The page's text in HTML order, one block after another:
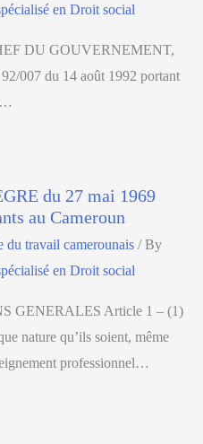
en Droit social
DU GOUVERNEMENT,
007 du 14 août 1992 portant
du 27 mai 1969
au Cameroun
du travail camerounais / By
en Droit social
GENERALES Article 1 – (1)
nature qu’ils soient, même
professionnel…